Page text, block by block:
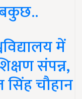
में
संपन्न,
सिंह चौहान